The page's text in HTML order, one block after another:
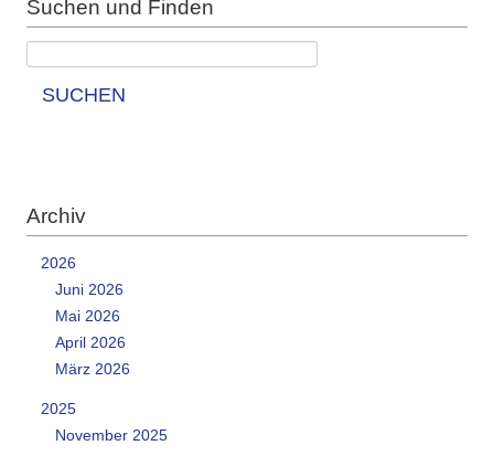
Suchen und Finden
SUCHEN
Archiv
2026
Juni 2026
Mai 2026
April 2026
März 2026
2025
November 2025